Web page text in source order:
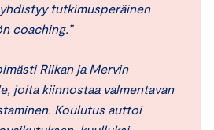
yhdistyy tutkimusperäinen
coaching.”
Riikan ja Mervin
joita kiinnostaa valmentavan
Koulutus auttoi